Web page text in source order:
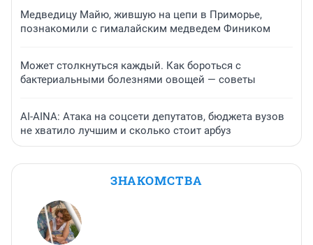
Медведицу Майю, жившую на цепи в Приморье,
познакомили с гималайским медведем Фиником
Может столкнуться каждый. Как бороться с
бактериальными болезнями овощей — советы
AI-AINA: Атака на соцсети депутатов, бюджета вузов
не хватило лучшим и сколько стоит арбуз
ЗНАКОМСТВА